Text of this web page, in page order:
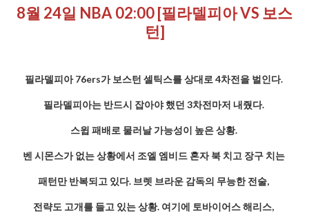
8월 24일 NBA 02:00 [필라델피아 VS 보스
턴]
필라델피아 76ers가 보스턴 셀틱스를 상대로 4차전을 벌인다.
필라델피아는 반드시 잡아야 했던 3차전마저 내줬다.
스윕 패배로 물러날 가능성이 높은 상황.
벤 시몬스가 없는 상황에서 조엘 엠비드 혼자 북 치고 장구 치는
패턴만 반복되고 있다. 브렛 브라운 감독의 무능한 전술,
전략도 고개를 들고 있는 상황. 여기에 토바이어스 해리스,